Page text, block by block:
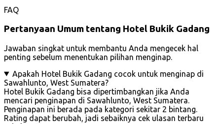
FAQ
Pertanyaan Umum tentang Hotel Bukik Gadang
Jawaban singkat untuk membantu Anda mengecek hal
penting sebelum menentukan pilihan menginap.
Apakah Hotel Bukik Gadang cocok untuk menginap di
Sawahlunto, West Sumatera?
Hotel Bukik Gadang bisa dipertimbangkan jika Anda
mencari penginapan di Sawahlunto, West Sumatera.
Penginapan ini berada pada kategori sekitar 2 bintang.
Rating dapat berubah, jadi sebaiknya cek ulasan terbaru